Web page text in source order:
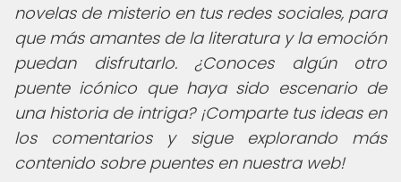
novelas de misterio en tus redes sociales, para
que más amantes de la literatura y la emoción
puedan disfrutarlo. ¿Conoces algún otro
puente icónico que haya sido escenario de
una historia de intriga? ¡Comparte tus ideas en
los comentarios y sigue explorando más
contenido sobre puentes en nuestra web!